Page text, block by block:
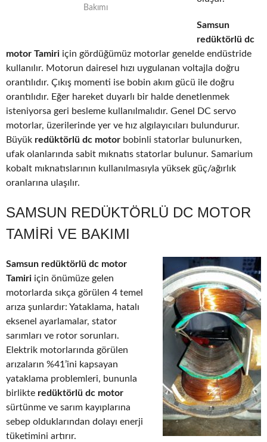
Bakımı
Samsun
redüktörlü dc
motor Tamiri için gördüğümüz motorlar genelde endüstride
kullanılır. Motorun dairesel hızı uygulanan voltajla doğru
orantılıdır. Çıkış momenti ise bobin akım gücü ile doğru
orantılıdır. Eğer hareket duyarlı bir halde denetlenmek
isteniyorsa geri besleme kullanılmalıdır. Genel DC servo
motorlar, üzerilerinde yer ve hız algılayıcıları bulundurur.
Büyük redüktörlü dc motor bobinli statorlar bulunurken,
ufak olanlarında sabit mıknatıs statorlar bulunur. Samarium
kobalt mıknatıslarının kullanılmasıyla yüksek güç/ağırlık
oranlarına ulaşılır.
SAMSUN REDÜKTÖRLÜ DC MOTOR
TAMIRI VE BAKIMI
Samsun redüktörlü dc motor
Tamiri için önümüze gelen
motorlarda sıkça görülen 4 temel
arıza şunlardır: Yataklama, hatalı
eksenel ayarlamalar, stator
sarımları ve rotor sorunları.
Elektrik motorlarında görülen
arızaların %41’ini kapsayan
yataklama problemleri, bununla
birlikte redüktörlü dc motor
sürtünme ve sarım kayıplarına
sebep olduklarından dolayı enerji
tüketimini artırır.